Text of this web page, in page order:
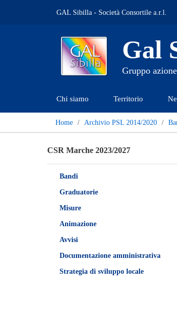
GAL Sibilla - Società Consortile a.r.l.
Gal
Gruppo
Chi siamo Territorio
Home Archivio PSL 2014/2020
CSR Marche 2023/2027
Bandi
Graduatorie
Misure
Animazione
Avvisi
Documentazione amministrativa
Strategia di sviluppo locale